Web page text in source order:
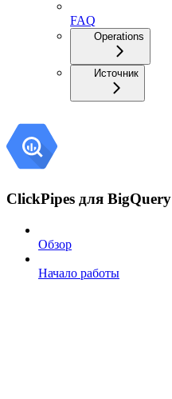
FAQ
Operations
Источник
ClickPipes для BigQuery
Обзор
Начало работы